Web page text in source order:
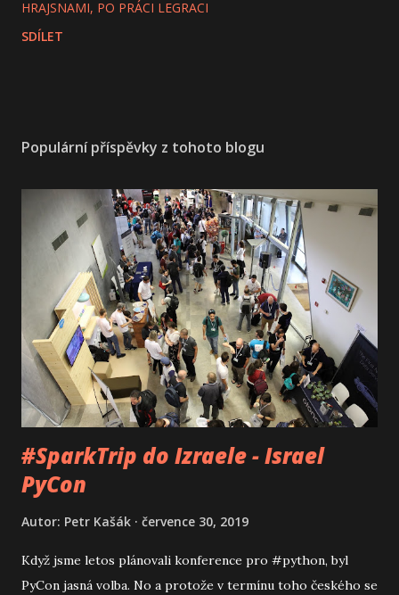
HRAJSNAMI PO PRÁCI LEGRACI
SDÍLET
Populární příspěvky z tohoto blogu
#SparkTrip do Izraele - Israel
PyCon
Autor: Petr Kašák července 30, 2019
Když jsme letos plánovali konference pro #python, byl
PyCon jasná volba. No a protože v termínu toho českého se